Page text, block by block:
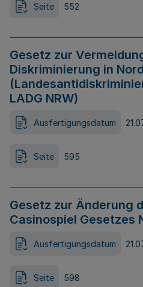
Seite 552
Gesetz zur
Diskriminierung in
LADG NRW)
Ausfertigungsdatum
Seite 595
Gesetz zur Änderung
Casinospiel Gesetzes
Ausfertigungsdatum
Seite 598